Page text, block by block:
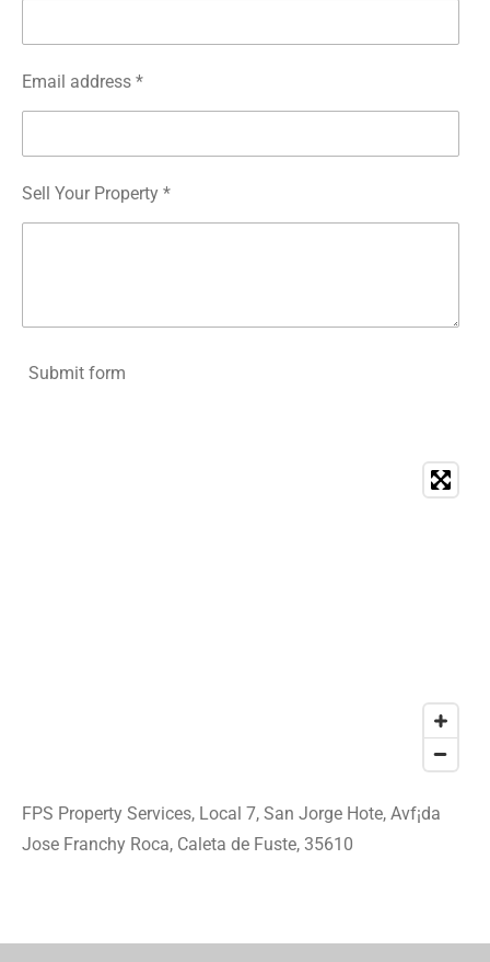
Email address *
Sell Your Property *
Submit form
FPS Property Services, Local 7, San Jorge Hote, Avf¡da
Jose Franchy Roca, Caleta de Fuste, 35610